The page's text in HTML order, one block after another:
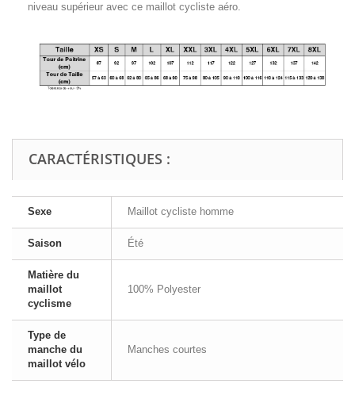
niveau supérieur avec ce maillot cycliste aéro.
CARACTÉRISTIQUES :
Sexe Maillot cycliste homme
Saison Été
Matière du
maillot
cyclisme
100% Polyester
Type de
manche du
maillot vélo
Manches courtes